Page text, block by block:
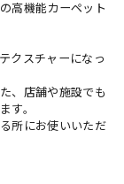
高機能カーペット
クスチャーになっ
、店舗や施設でも
す。
所にお使いいただ